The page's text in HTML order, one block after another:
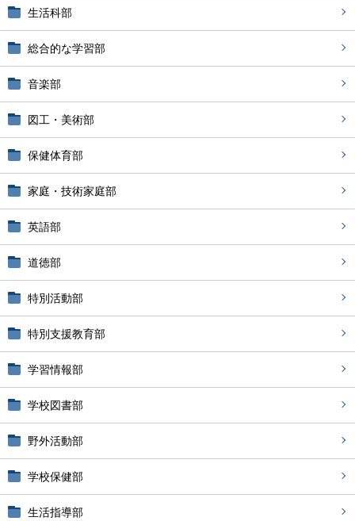
生活科部
総合的な学習部
音楽部
図工・美術部
保健体育部
家庭・技術家庭部
英語部
道徳部
特別活動部
特別支援教育部
学習情報部
学校図書部
野外活動部
学校保健部
生活指導部